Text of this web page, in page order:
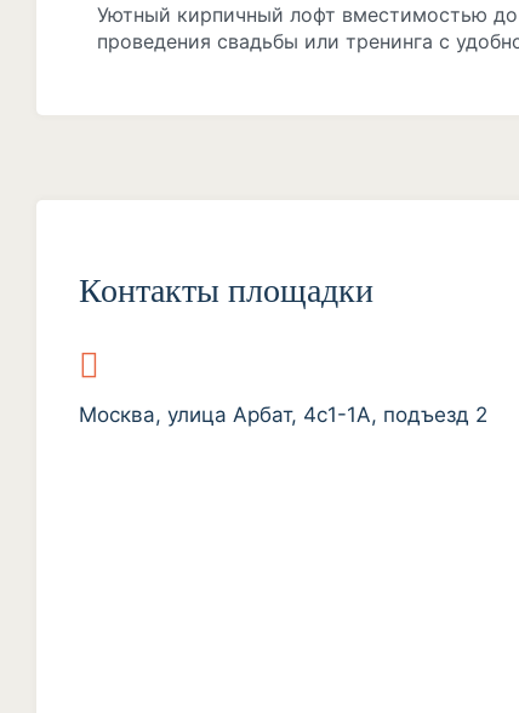
Уютный кирпичный лофт вместимостью
проведения свадьбы или тренинга с
Контакты площадки
Москва, улица Арбат, 4с1-1А, подъезд 2